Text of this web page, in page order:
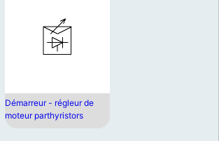
Démarreur - régleur de
moteur parthyristors